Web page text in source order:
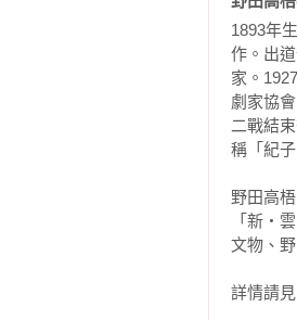
劇本結構
劇本的
電影的
性格
性格的
性格的
角色的
心理的
里愛、
發展方
使用愛
容包括
一個名
界上第
帽「穿
有海水
的轉讓
1893年
作。出
家。
劇家協
二戰結
稱「紀
野田高
「新・
文物、
詳情請